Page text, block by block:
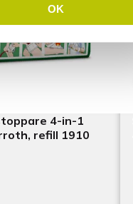
OK
4-in-1
refill 1910